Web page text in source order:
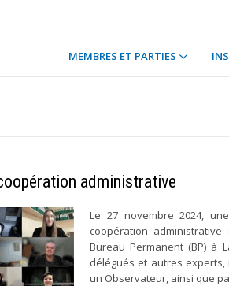
MEMBRES ET PARTIES
administrative
Le 27 novembre 2024,
coopération
Bureau Permanent (BP) à
délégués et autres experts,
un Observateur, ainsi que